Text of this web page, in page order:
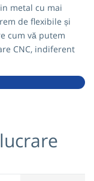
metal cu mai
de flexibile și
cum vă putem
CNC, indiferent